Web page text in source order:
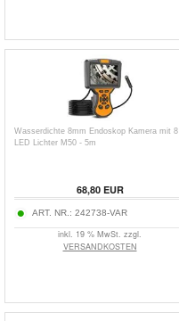
Wasserdichte 8mm Endoskop Kamera mit 8
LED Lichter M50 - 5m
68,80EUR
ART. NR.: 242738-VAR
inkl. 19 % MwSt. zzgl.
VERSANDKOSTEN